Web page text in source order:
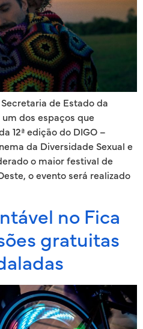
de Estado da
dos espaços que
12ª edição do DIGO –
da Diversidade Sexual e
o maior festival de
o evento será realizado
no Fica
gratuitas